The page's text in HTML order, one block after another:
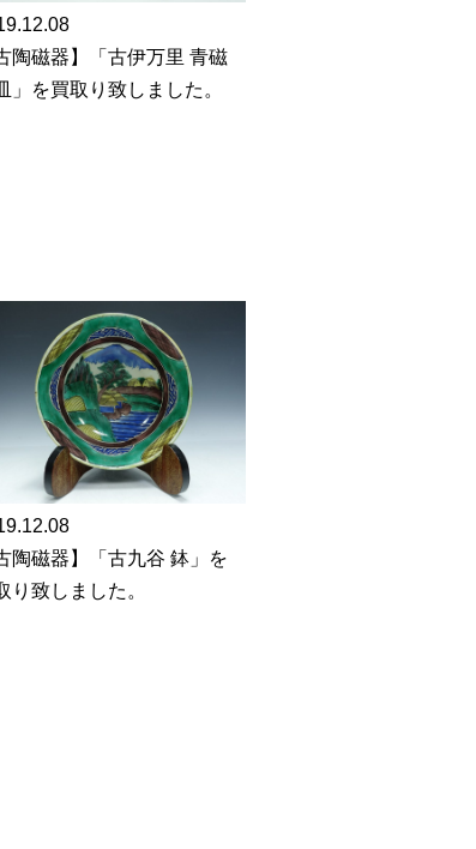
陶磁器】「古伊万里 青磁
」を買取り致しました。
陶磁器】「古九谷 鉢」を
り致しました。